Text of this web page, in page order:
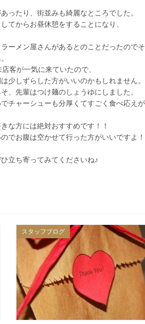
ったり、街並みも綺麗なところでした。
てからお昼休憩をすることになり、
ーメン屋さんがあるとのことだったので
客が一気に来ていたので、
少しずらした方がいいのかもしれません。
、先輩はつけ麺のしょうゆにしました。
チャーシューも分厚くてすごく食べ応え
な方には絶対おすすめです！！
でお腹は空かせて行った方がいいですよ！
立ち寄ってみてくださいね♪
スタッフブログ